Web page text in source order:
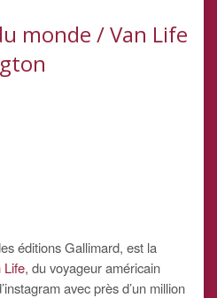
monde / Van Life
éditions Gallimard, est la
Life, du voyageur américain
avec près d’un million